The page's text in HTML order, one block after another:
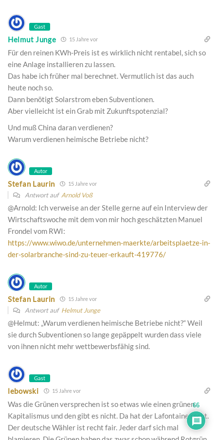
Gast
Helmut Junge 15 Jahre vor
Für den reinen KWh-Preis ist es wirklich nicht rentabel, sich so
eine Anlage installieren zu lassen.
Das habe ich früher mal berechnet. Vermutlich ist das auch
heute noch so.
Dann benötigt Solarstrom eben Subventionen.
Aber vielleicht ist ein Grab mit Zukunftspotenzial?
Und muß China daran verdienen?
Warum verdienen heimische Betriebe nicht?
Autor
Stefan Laurin 15 Jahre vor
Antwort auf Arnold Voß
@Arnold: Ich verweise an der Stelle gerne auf ein Interview der
Wirtschaftswoche mit dem von mir hoch geschätzten Manuel
Frondel vom RWI:
https://www.wiwo.de/unternehmen-maerkte/arbeitsplaetze-in-
der-solarbranche-sind-zu-teuer-erkauft-419776/
Autor
Stefan Laurin 15 Jahre vor
Antwort auf Helmut Junge
@Helmut: „Warum verdienen heimische Betriebe nicht?“ Weil
sie durch Subventionen so lange gepäppelt wurden dass viele
von ihnen nicht mehr wettbewerbsfähig sind.
Gast
lebowski 15 Jahre vor
Was die Grünen versprechen ist so etwas wie einen grünen
Kapitalismus und den gibt es nicht. Da hat der Lafontaine recht.
Der deutsche Wähler ist recht fair. Jeder darf sich mal
66